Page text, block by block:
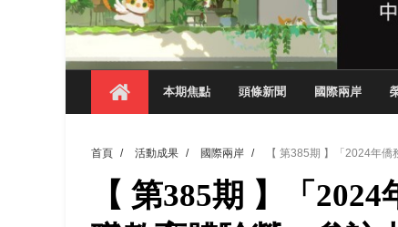
產學合作新里程！財金系師生參訪中租控
英文公園 315期
【 第404期 】影視系榮獲59屆美國休士
【 第404期 】你抓得到我嗎？數媒系VR新
【 第404期 】探索空間設計解方 室設系
【 第404期 】從創意到實踐 數媒系學生
本期焦點 頭條新聞 國際兩岸
首頁 / 活動成果 / 國際兩岸 / 【 第385期 】「2024年
【 第385期 】「